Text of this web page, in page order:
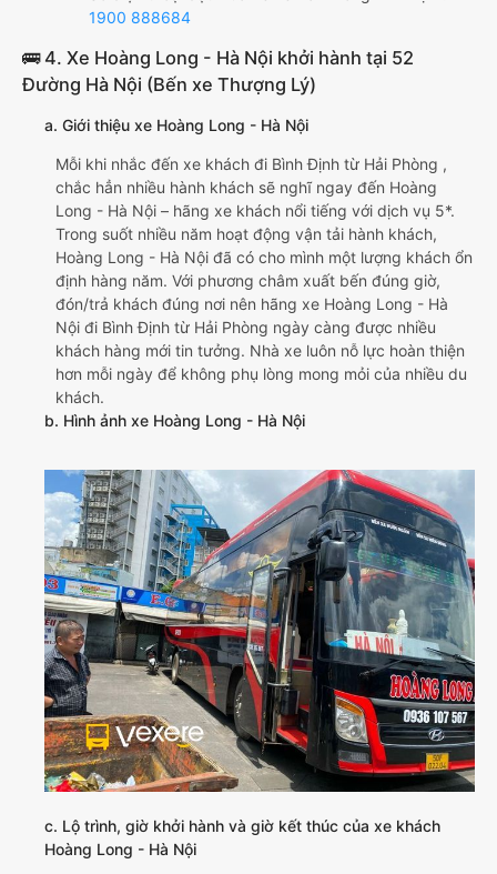
1900 888684
🚌 4. Xe Hoàng Long - Hà Nội khởi hành tại 52
Đường Hà Nội (Bến xe Thượng Lý)
a. Giới thiệu xe Hoàng Long - Hà Nội
Mỗi khi nhắc đến xe khách đi Bình Định từ Hải Phòng ,
chắc hẳn nhiều hành khách sẽ nghĩ ngay đến Hoàng
Long - Hà Nội – hãng xe khách nổi tiếng với dịch vụ 5*.
Trong suốt nhiều năm hoạt động vận tải hành khách,
Hoàng Long - Hà Nội đã có cho mình một lượng khách ổn
định hàng năm. Với phương châm xuất bến đúng giờ,
đón/trả khách đúng nơi nên hãng xe Hoàng Long - Hà
Nội đi Bình Định từ Hải Phòng ngày càng được nhiều
khách hàng mới tin tưởng. Nhà xe luôn nỗ lực hoàn thiện
hơn mỗi ngày để không phụ lòng mong mỏi của nhiều du
khách.
b. Hình ảnh xe Hoàng Long - Hà Nội
c. Lộ trình, giờ khởi hành và giờ kết thúc của xe khách
Hoàng Long - Hà Nội